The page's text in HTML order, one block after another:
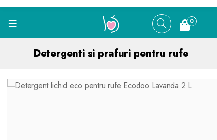
0
Detergenti si prafuri pentru rufe